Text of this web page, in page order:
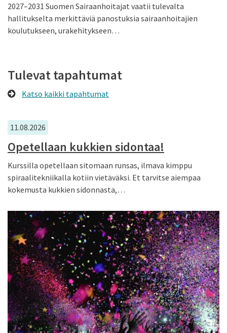
2027–2031 Suomen Sairaanhoitajat vaatii tulevalta
hallitukselta merkittäviä panostuksia sairaanhoitajien
koulutukseen, urakehitykseen…
Tulevat tapahtumat
Katso kaikki tapahtumat
11.08.2026
Opetellaan kukkien sidontaa!
Kurssilla opetellaan sitomaan runsas, ilmava kimppu
spiraalitekniikalla kotiin vietäväksi. Et tarvitse aiempaa
kokemusta kukkien sidonnasta,…